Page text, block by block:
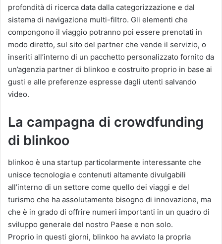
profondità di ricerca data dalla categorizzazione e dal
sistema di navigazione multi-filtro. Gli elementi che
compongono il viaggio potranno poi essere prenotati in
modo diretto, sul sito del partner che vende il servizio, o
inseriti all’interno di un pacchetto personalizzato fornito da
un’agenzia partner di blinkoo e costruito proprio in base ai
gusti e alle preferenze espresse dagli utenti salvando
video.
La campagna di crowdfunding
di blinkoo
blinkoo è una startup particolarmente interessante che
unisce tecnologia e contenuti altamente divulgabili
all’interno di un settore come quello dei viaggi e del
turismo che ha assolutamente bisogno di innovazione, ma
che è in grado di offrire numeri importanti in un quadro di
sviluppo generale del nostro Paese e non solo.
Proprio in questi giorni, blinkoo ha avviato la propria